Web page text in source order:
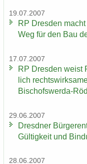
19.07.2007
RP Dres­den
Weg für den Bau
17.07.2007
RP Dres­den weist
lich
Bischofswerda-​
29.06.2007
Dresd­ner
Gül­tig­keit und
28.06.2007